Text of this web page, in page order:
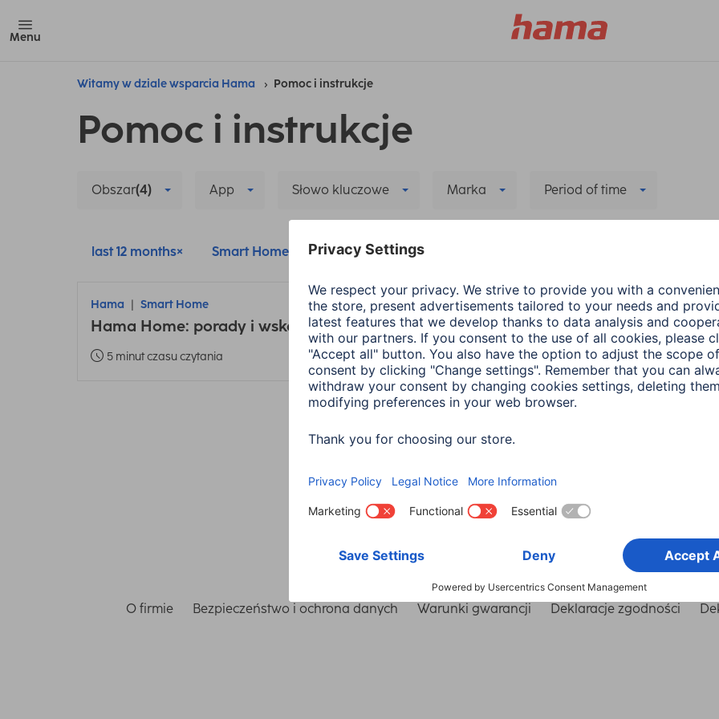
Menu
Witamy w dziale wsparcia Hama Pomoc i instrukcje
Pomoc i instrukcje
Obszar(4) App Słowo kluczowe Marka Period of time
last 12 months Smart Home Mieszkanie
Hama Smart Home
Hama Home: porady i wskazówki dotyczące nowej aplikacji
5 minut czasu czytania
O firmie Bezpieczeństwo i ochrona danych Warunki gwarancji Deklaracje zgodności